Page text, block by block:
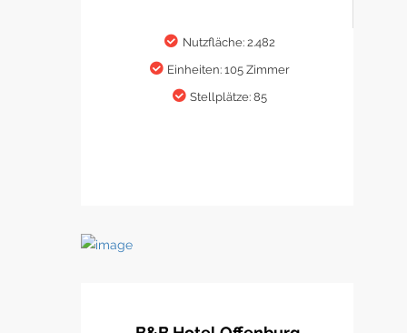
Nutzfläche: 2.482
Einheiten: 105 Zimmer
Stellplätze: 85